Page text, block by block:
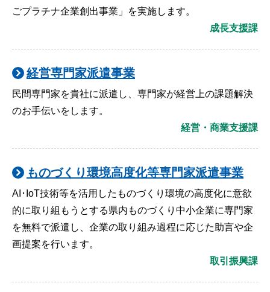
ごプラチナ企業創出事業」を実施します。
成長支援課
経営専門家派遣事業
民間専門家を貴社に派遣し、専門家が経営上の課題解決
のお手伝いをします。
経営・商業支援課
ものづくり環境高度化等専門家派遣事業
AI･IoT技術等を活用したものづくり環境の高度化に意欲
的に取り組もうとする県内ものづくり中小企業に専門家
を無料で派遣し、企業の取り組み過程に応じた助言や企
画提案を行います。
取引振興課